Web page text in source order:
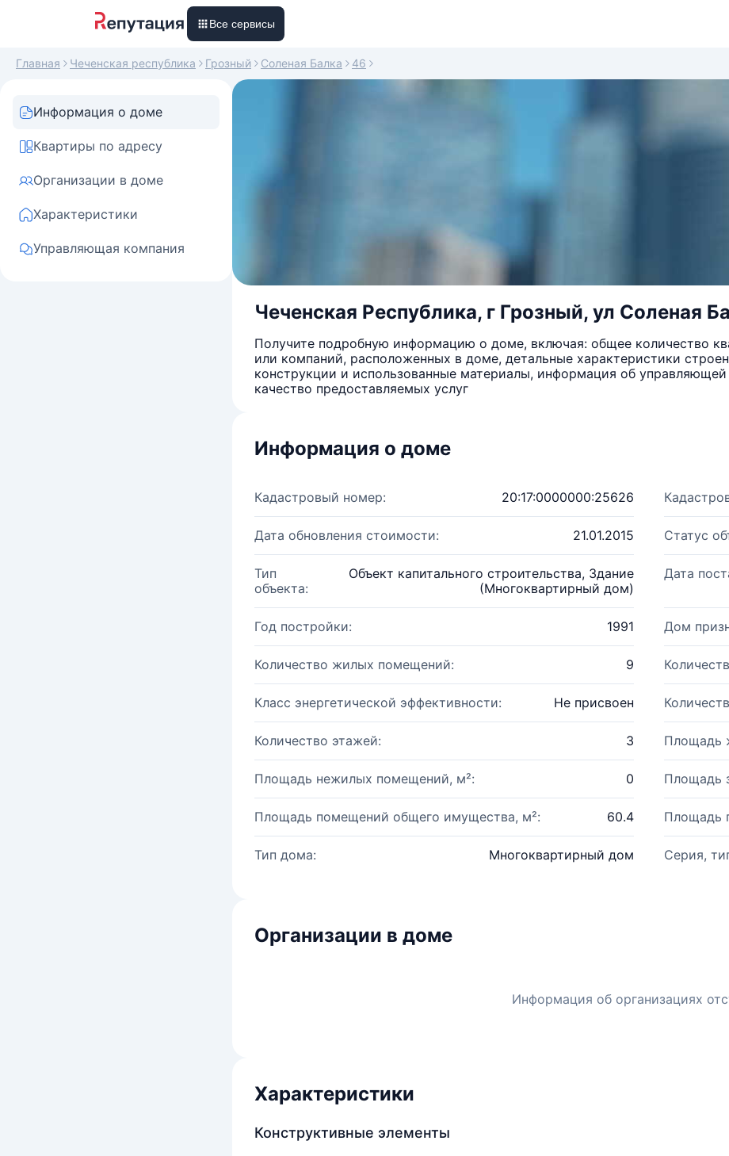
Все сервисы
Главная Чеченская республика Грозный Соленая Балка 46
Информация о доме
Квартиры по адресу
Организации в доме
Характеристики
Управляющая компания
Чеченская Республика, г Грозный, ул Соленая
Получите подробную информацию о доме, включая: общее количество
или компаний, расположенных в доме, детальные характеристики
конструкции и использованные материалы, информация об
качество предоставляемых услуг
Информация о доме
Кадастровый номер: 20:17:0000000:25626
Дата обновления стоимости: 21.01.2015 Статус
Тип
объекта:
Объект капитального строительства, Здание
(Многоквартирный дом)
Дата
Год постройки: 1991 Дом
Количество жилых помещений: 9
Класс энергетической эффективности: Не присвоен
Количество этажей: 3 Площадь
Площадь нежилых помещений, м²: 0 Площадь
Площадь помещений общего имущества, м²: 60.4 Площадь
Тип дома: Многоквартирный дом Серия,
Организации в доме
Информация об организациях
Характеристики
Конструктивные элементы